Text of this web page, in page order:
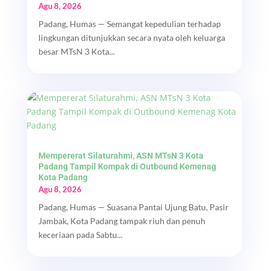
Agu 8, 2026
Padang, Humas — Semangat kepedulian terhadap
lingkungan ditunjukkan secara nyata oleh keluarga
besar MTsN 3 Kota...
Mempererat Silaturahmi, ASN MTsN 3 Kota
Padang Tampil Kompak di Outbound Kemenag
Kota Padang
Agu 8, 2026
Padang, Humas — Suasana Pantai Ujung Batu, Pasir
Jambak, Kota Padang tampak riuh dan penuh
keceriaan pada Sabtu...